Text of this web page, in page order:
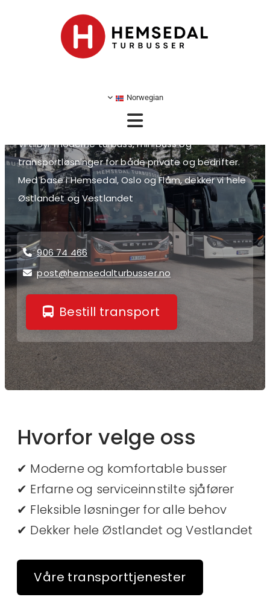
Norwegian
Trygg og komfortabel
Turbusser, din pålitelige
partner på veien
Vi tilbyr moderne turbuss, minibuss og
transportløsninger for både private og bedrifter.
Med base i Hemsedal, Oslo og Flåm, dekker vi hele
Østlandet og Vestlandet
 906 74 466
 post@hemsedalturbusser.no
Bestill transport
Hvorfor velge oss
✔ Moderne og komfortable busser
✔ Erfarne og serviceinnstilte sjåfører
✔ Fleksible løsninger for alle behov
✔ Dekker hele Østlandet og Vestlandet
Våre transporttjenester